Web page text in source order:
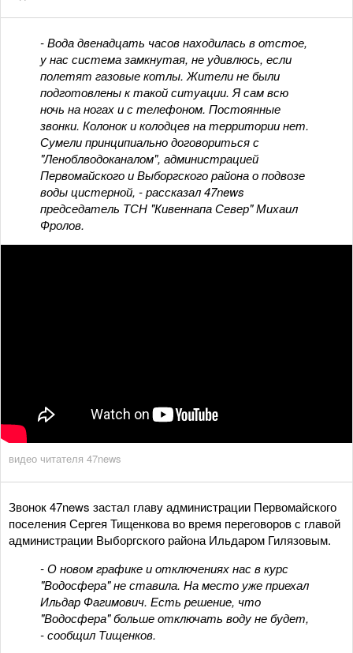
- Вода двенадцать часов находилась в отстое,
у нас система замкнутая, не удивлюсь, если
полетят газовые котлы. Жители не были
подготовлены к такой ситуации. Я сам всю
ночь на ногах и с телефоном. Постоянные
звонки. Колонок и колодцев на территории нет.
Сумели принципиально договориться с
"Леноблводоканалом", администрацией
Первомайского и Выборгского района о подвозе
воды цистерной, - рассказал 47news
председатель ТСН "Кивеннапа Север" Михаил
Фролов.
видео читателя 47news
Звонок 47news застал главу администрации Первомайского
поселения Сергея Тищенкова во время переговоров с главой
администрации Выборгского района Ильдаром Гилязовым.
- О новом графике и отключениях нас в курс
"Водосфера" не ставила. На место уже приехал
Ильдар Фагимович. Есть решение, что
"Водосфера" больше отключать воду не будет,
- сообщил Тищенков.